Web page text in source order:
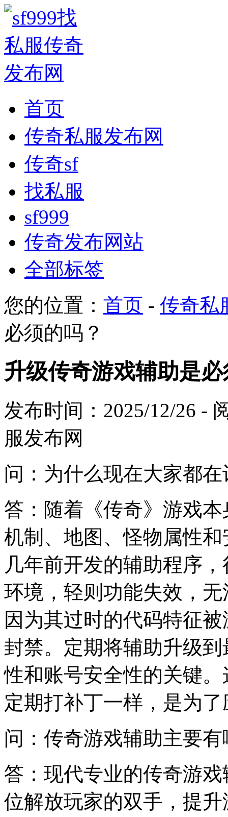
首页
传奇私服发布网
传奇sf
找私服
sf999
传奇发布网站
全部标签
您的位置： 首页 - 传奇私
必须的吗？
升级传奇游戏辅助是
发布时间：2025/12/26 -
服发布网
问：为什么现在大家都
答：随着《传奇》游戏
机制、地图、怪物属性
几年前开发的辅助程序
环境，轻则功能失效，
因为其过时的代码特征
封禁。定期将辅助升级
性和账号安全性的关键
定期打补丁一样，是为
问：传奇游戏辅助主要
答：现代专业的传奇游
位解放玩家的双手，提